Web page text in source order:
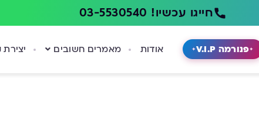
חייגו עכשיו! 03-5530540
פנורמה V.I.P אודות מאמרים חשובים